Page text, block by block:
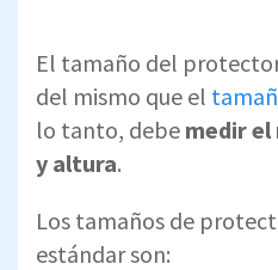
El tamaño del
del mismo que el
lo tanto, debe medir el
y altura.
Los tamaños de
estándar son: